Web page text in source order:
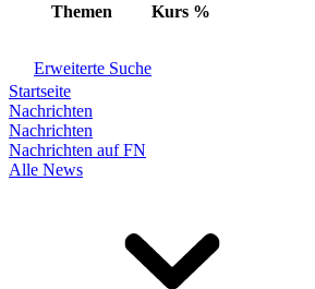
Themen Kurs %
Erweiterte Suche
Startseite
Nachrichten
Nachrichten
Nachrichten auf FN
Alle News